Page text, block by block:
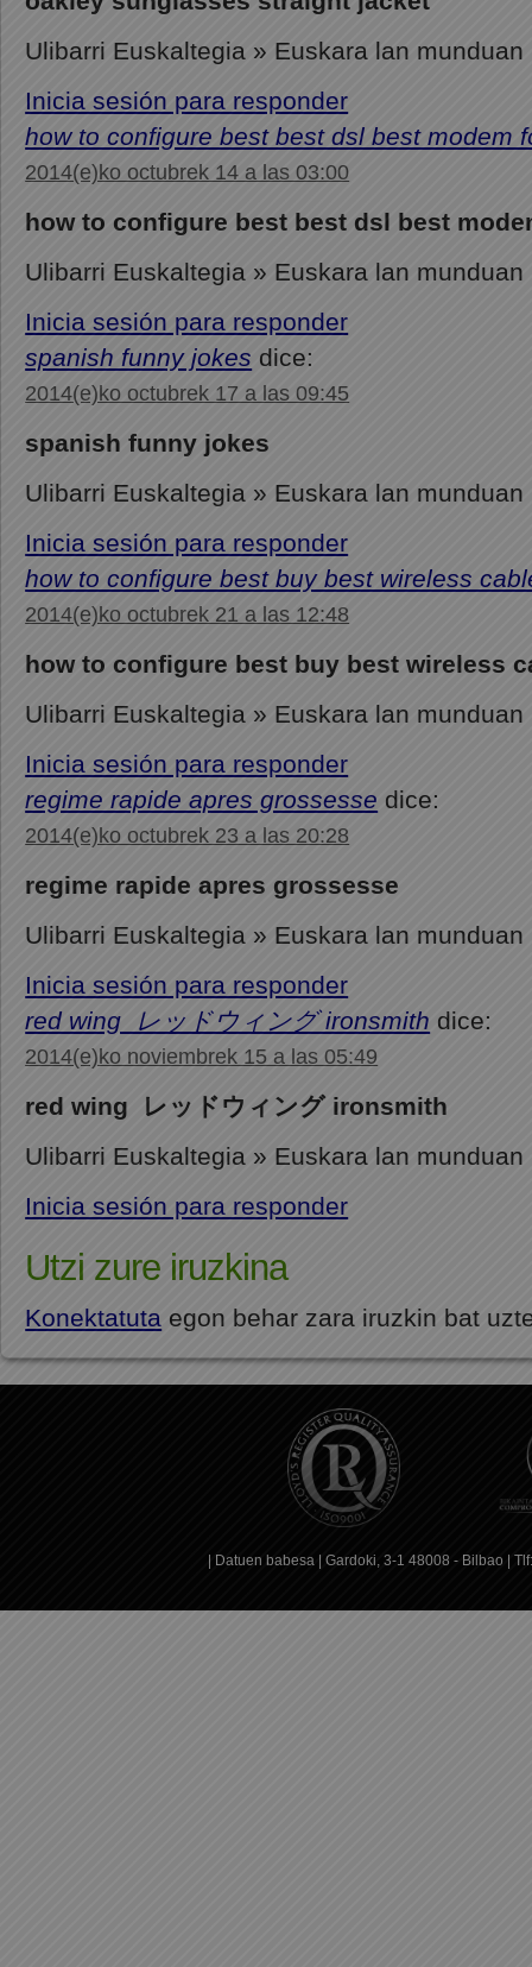
Ulibarri Euskaltegia » Euskara lan munduan
Inicia sesión para responder
how to configure best best dsl best modem
2014(e)ko octubrek 14 a las 03:00
how to configure best best dsl best
Ulibarri Euskaltegia » Euskara lan munduan
Inicia sesión para responder
spanish funny jokes dice:
2014(e)ko octubrek 17 a las 09:45
spanish funny jokes
Ulibarri Euskaltegia » Euskara lan munduan
Inicia sesión para responder
how to configure best buy best wireless
2014(e)ko octubrek 21 a las 12:48
how to configure best buy best wireless
Ulibarri Euskaltegia » Euskara lan munduan
Inicia sesión para responder
regime rapide apres grossesse dice:
2014(e)ko octubrek 23 a las 20:28
regime rapide apres grossesse
Ulibarri Euskaltegia » Euskara lan munduan
Inicia sesión para responder
red wing レッドウィング ironsmith dice:
2014(e)ko noviembrek 15 a las 05:49
red wing レッドウィング ironsmith
Ulibarri Euskaltegia » Euskara lan munduan
Inicia sesión para responder
Utzi zure iruzkina
Konektatuta egon behar zara iruzkin bat
| Datuen babesa | Gardoki, 3-1 48008 - Bilbao |